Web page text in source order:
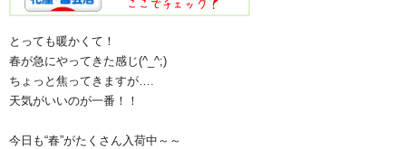
とっても暖かくて！
春が急にやってきた感じ(^_^;)
ちょっと焦ってきますが….
天気がいいのが一番！！
今日も“春”がたくさん入荷中～～